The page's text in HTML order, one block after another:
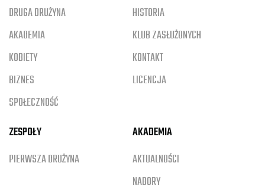
DRUGA DRUŻYNA
AKADEMIA
KOBIETY
BIZNES
SPOŁECZNOŚĆ
HISTORIA
KLUB ZASŁUŻONYCH
KONTAKT
LICENCJA
ZESPOŁY
PIERWSZA DRUŻYNA
AKADEMIA
AKTUALNOŚCI
NABORY